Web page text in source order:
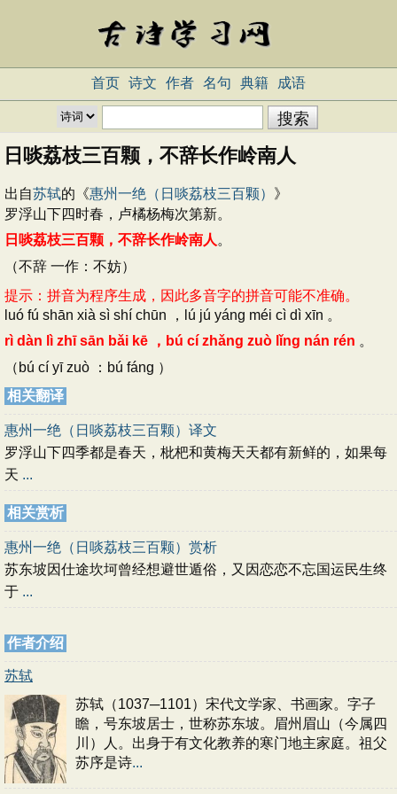
首页 诗文 作者 名句 典籍 成语
日啖荔枝三百颗，不辞长作岭南人
出自苏轼的《惠州一绝（日啖荔枝三百颗） 》
罗浮山下四时春，卢橘杨梅次第新。
日啖荔枝三百颗，不辞长作岭南人 。
（不辞 一作：不妨）
提示：拼音为程序生成，因此多音字的拼音可能不准确。
luó fú shān xià sì shí chūn ，lú jú yáng méi cì dì xīn 。
rì dàn lì zhī sān bǎi kē ，bú cí zhǎng zuò lǐng nán rén 。
（bú cí yī zuò ：bú fáng ）
相关翻译
惠州一绝（日啖荔枝三百颗）译文
罗浮山下四季都是春天，枇杷和黄梅天天都有新鲜的，如果每
天 ...
相关赏析
惠州一绝（日啖荔枝三百颗）赏析
苏东坡因仕途坎坷曾经想避世遁俗，又因恋恋不忘国运民生终
于 ...
作者介绍
苏轼
苏轼（1037─1101）宋代文学家、书画家。字子
瞻，号东坡居士，世称苏东坡。眉州眉山（今属四
川）人。出身于有文化教养的寒门地主家庭。祖父
苏序是诗...